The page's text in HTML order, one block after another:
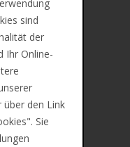
sind
der
Ihr Online-
über den Link
Sie